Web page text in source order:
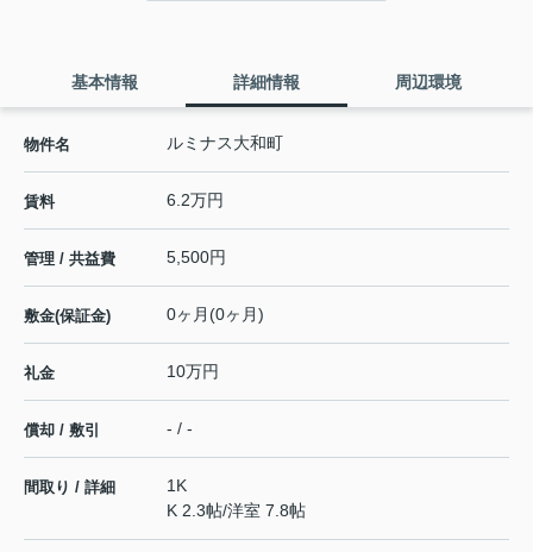
基本情報 詳細情報 周辺環境
物件名 ルミナス大和町
賃料 6.2万円
管理 / 共益費 5,500円
敷金(保証金) 0ヶ月(0ヶ月)
礼金 10万円
償却 / 敷引 - / -
間取り / 詳細
1K
K 2.3帖/洋室 7.8帖